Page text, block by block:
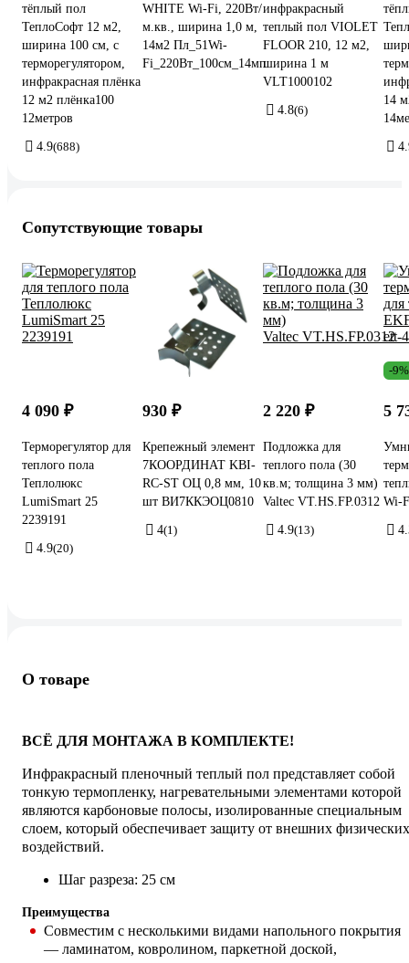
тёплый пол
ТеплоСофт 12 м2,
ширина 100 см, с
терморегулятором,
инфракрасная плёнка
12 м2 плёнка100
12метров
4.9(688)
WHITE Wi-Fi, 220Вт/
м.кв., ширина 1,0 м,
14м2 Пл_51Wi-
Fi_220Вт_100см_14мп
инфракрасный
теплый пол VIOLET
FLOOR 210, 12 м2,
ширина 1 м
VLT1000102
4.8(6)
14
Сопутствующие товары
4 090 ₽
Терморегулятор для
теплого пола
Теплолюкс
LumiSmart 25
2239191
4.9(20)
930 ₽
Крепежный элемент
7КООРДИНАТ KBI-
RC-ST ОЦ 0,8 мм, 10
шт ВИ7ККЭОЦ0810
4(1)
2 220 ₽
Подложка для
теплого пола (30
кв.м; толщина 3 мм)
Valtec VT.HS.FP.0312
4.9(13)
-9%
5
Wi-
О товаре
ВСЁ ДЛЯ МОНТАЖА В КОМПЛЕКТЕ!
Инфракрасный пленочный теплый пол представляет собой
тонкую термопленку, нагревательными элементами которой
являются карбоновые полосы, изолированные специальным
слоем, который обеспечивает защиту от внешних физических
воздействий.
Шаг разреза: 25 см
Преимущества
Совместим с несколькими видами напольного покрытия
— ламинатом, ковролином, паркетной доской,